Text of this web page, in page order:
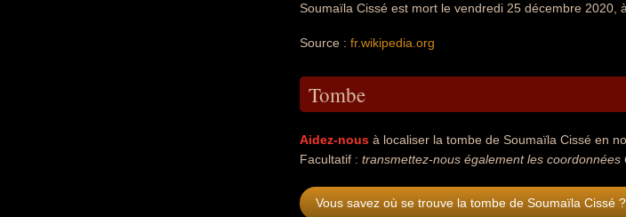
Soumaïla Cissé est mort le vendredi 25 décembre 2020,
Source : fr.wikipedia.org
Tombe
Aidez-nous à localiser la tombe de Soumaïla Cissé en
Facultatif : transmettez-nous également les
Vous savez où se trouve la tombe de Soumaïla Cissé ?